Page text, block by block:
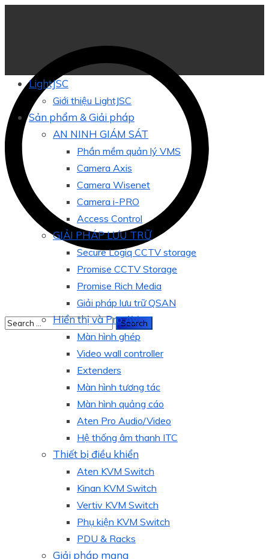
LightJSC
Giới thiệu LightJSC
Sản phẩm & Giải pháp
AN NINH GIÁM SÁT
Phần mềm quản lý VMS
Camera Axis
Camera Wisenet
Camera i-PRO
Access Control
GIẢI PHÁP LƯU TRỮ
Secure Logiq CCTV storage
Promise CCTV Storage
Promise Rich Media
Giải pháp lưu trữ QSAN
Hiển thị và Pro AV
Màn hình ghép
Video wall controller
Extenders
Màn hình tương tác
Màn hình quảng cáo
Aten Pro Audio/Video
Hệ thống âm thanh ITC
Thiết bị điều khiển
Aten KVM Switch
Kinan KVM Switch
Vertiv KVM Switch
Phụ kiện KVM Switch
PDU & Racks
Giải pháp mạng